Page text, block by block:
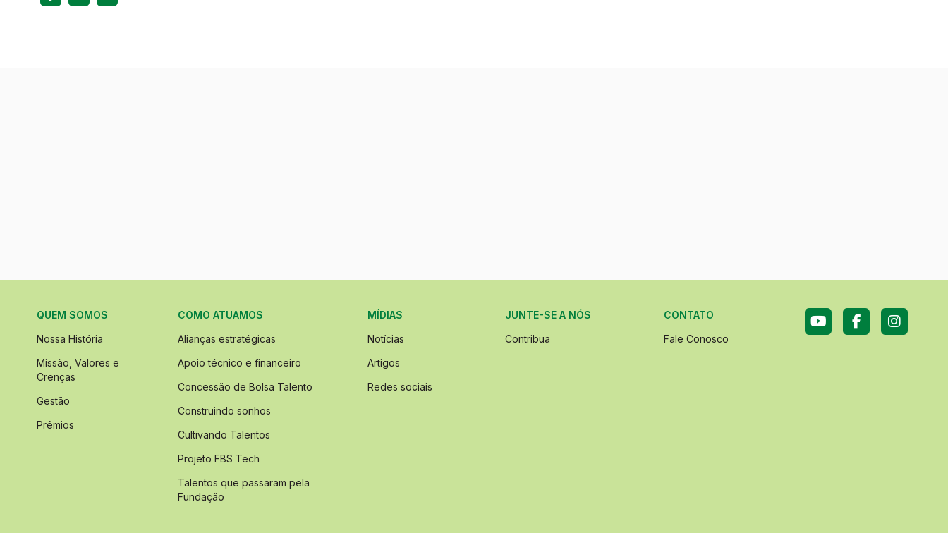
QUEM SOMOS
Nossa História
Missão, Valores e
Crenças
Gestão
Prêmios
COMO ATUAMOS
Alianças estratégicas
Apoio técnico e financeiro
Concessão de Bolsa Talento
Construindo sonhos
Cultivando Talentos
Projeto FBS Tech
Talentos que passaram pela
Fundação
MÍDIAS
Notícias
Artigos
Redes sociais
JUNTE-SE A NÓS
Contribua
CONTATO
Fale Conosco